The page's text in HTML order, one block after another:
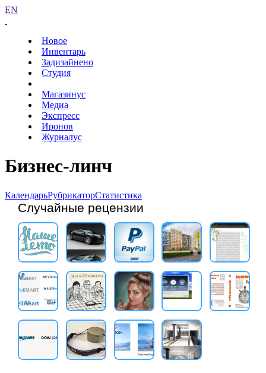
EN
Новое
Инвентарь
Задизайнено
Студия
Магазинус
Медиа
Экспресс
Иронов
Журналус
Бизнес-линч
КалендарьРубрикаторСтатистика
Случайные рецензии